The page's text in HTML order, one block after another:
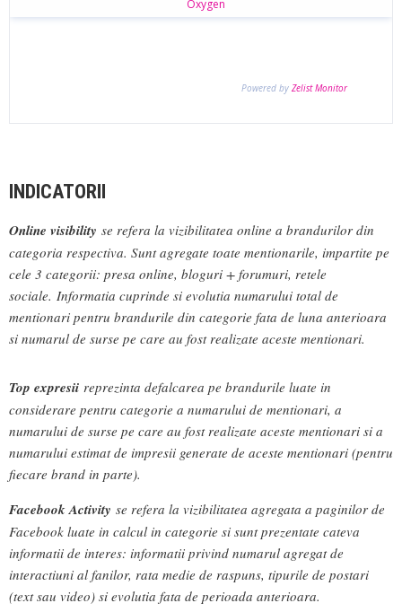
INDICATORII
Online visibility se refera la vizibilitatea online a brandurilor din
categoria respectiva. Sunt agregate toate mentionarile, impartite pe
cele 3 categorii: presa online, bloguri + forumuri, retele
sociale. Informatia cuprinde si evolutia numarului total de
mentionari pentru brandurile din categorie fata de luna anterioara
si numarul de surse pe care au fost realizate aceste mentionari.
Top expresii reprezinta defalcarea pe brandurile luate in
considerare pentru categorie a numarului de mentionari, a
numarului de surse pe care au fost realizate aceste mentionari si a
numarului estimat de impresii generate de aceste mentionari (pentru
fiecare brand in parte).
Facebook Activity se refera la vizibilitatea agregata a paginilor de
Facebook luate in calcul in categorie si sunt prezentate cateva
informatii de interes: informatii privind numarul agregat de
interactiuni al fanilor, rata medie de raspuns, tipurile de postari
(text sau video) si evolutia fata de perioada anterioara.